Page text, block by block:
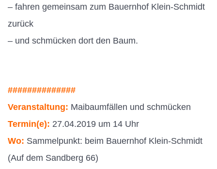
– fahren gemeinsam zum Bauernhof Klein-Schmidt
zurück
– und schmücken dort den Baum.
##############
Veranstaltung: Maibaumfällen und schmücken
Termin(e): 27.04.2019 um 14 Uhr
Wo: Sammelpunkt: beim Bauernhof Klein-Schmidt
(Auf dem Sandberg 66)